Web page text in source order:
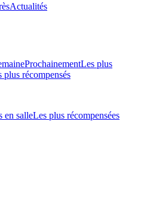
Actualités
ProchainementLes plus
plus récompensés
en salleLes plus récompensées